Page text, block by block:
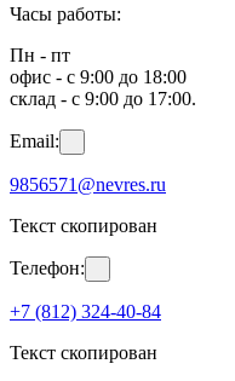
Часы работы:
Пн - пт
офис - с 9:00 до 18:00
склад - с 9:00 до 17:00.
Email:
9856571@nevres.ru
Текст скопирован
Телефон:
+7 (812) 324-40-84
Текст скопирован